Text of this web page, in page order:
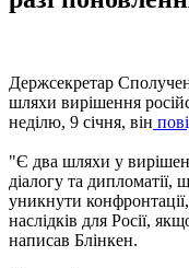
Держсекретар
шляхи вирішення
неділю, 9 січня, він
"Є два шляхи у
діалогу та дипломатії,
уникнути
наслідків для Росії,
написав Блінкен.